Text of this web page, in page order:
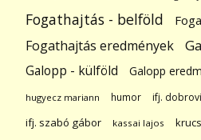
Fogathajtás - belföld
Fogathajtás eredmények
Galopp - külföld Galopp
hugyecz mariann humor ifj.
ifj. szabó gábor kassai lajos